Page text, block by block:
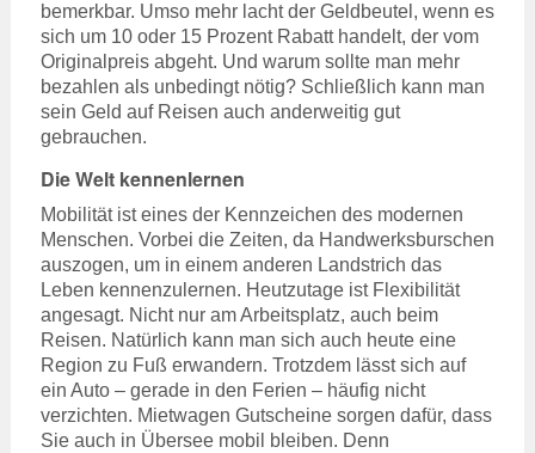
bemerkbar. Umso mehr lacht der Geldbeutel, wenn es
sich um 10 oder 15 Prozent Rabatt handelt, der vom
Originalpreis abgeht. Und warum sollte man mehr
bezahlen als unbedingt nötig? Schließlich kann man
sein Geld auf Reisen auch anderweitig gut
gebrauchen.
Die Welt kennenlernen
Mobilität ist eines der Kennzeichen des modernen
Menschen. Vorbei die Zeiten, da Handwerksburschen
auszogen, um in einem anderen Landstrich das
Leben kennenzulernen. Heutzutage ist Flexibilität
angesagt. Nicht nur am Arbeitsplatz, auch beim
Reisen. Natürlich kann man sich auch heute eine
Region zu Fuß erwandern. Trotzdem lässt sich auf
ein Auto – gerade in den Ferien – häufig nicht
verzichten. Mietwagen Gutscheine sorgen dafür, dass
Sie auch in Übersee mobil bleiben. Denn